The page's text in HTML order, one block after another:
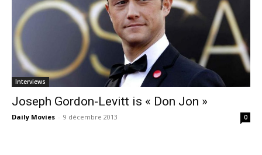
Interviews
Joseph Gordon-Levitt is « Don Jon »
Daily Movies - 9 décembre 2013 0